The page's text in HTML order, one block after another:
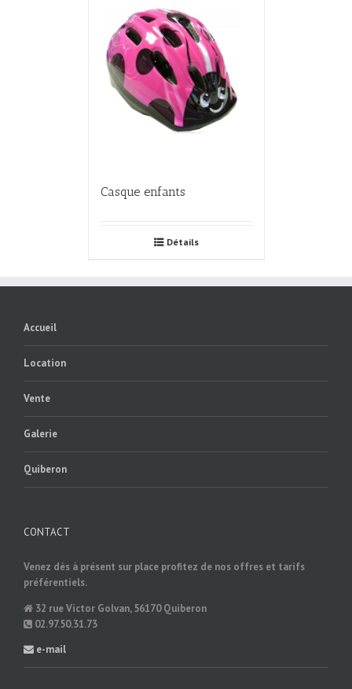
Casque enfants
Détails
Accueil
Location
Vente
Galerie
Quiberon
CONTACT
Venez dès à présent sur place profitez de nos offres et tarifs
préférentiels.
32 rue Victor Golvan, 56170 Quiberon
02.97.50.31.73
e-mail